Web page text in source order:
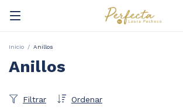
Inicio / Anillos
Anillos
Ordenar
Filtrar